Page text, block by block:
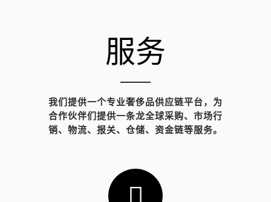
服务
我们提供一个专业奢侈品供应链平台，为
合作伙伴们提供一条龙全球采购、市场行
销、物流、报关、仓储、资金链等服务。